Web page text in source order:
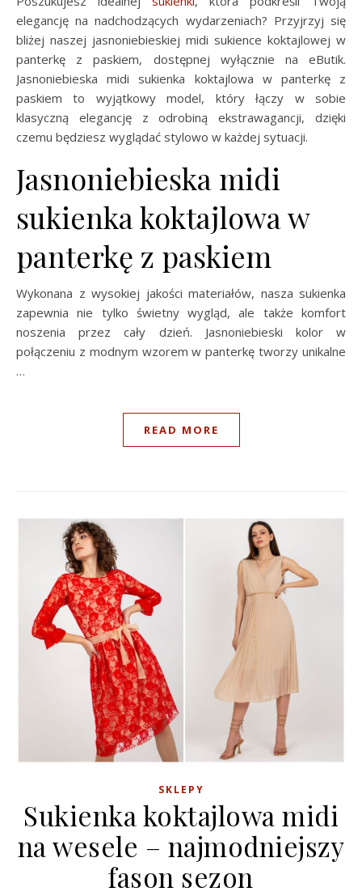
elegancję na nadchodzących wydarzeniach? Przyjrzyj się
bliżej naszej jasnoniebieskiej midi sukience koktajlowej w
panterkę z paskiem, dostępnej wyłącznie na eButik.
Jasnoniebieska midi sukienka koktajlowa w panterkę z
paskiem to wyjątkowy model, który łączy w sobie
klasyczną elegancję z odrobiną ekstrawagancji, dzięki
czemu będziesz wyglądać stylowo w każdej sytuacji.
Jasnoniebieska midi
sukienka koktajlowa w
panterkę z paskiem
Wykonana z wysokiej jakości materiałów, nasza sukienka
zapewnia nie tylko świetny wygląd, ale także komfort
noszenia przez cały dzień. Jasnoniebieski kolor w
połączeniu z modnym wzorem w panterkę tworzy unikalne
…
READ MORE
SKLEPY
Sukienka koktajlowa midi
na wesele – najmodniejszy
fason sezon